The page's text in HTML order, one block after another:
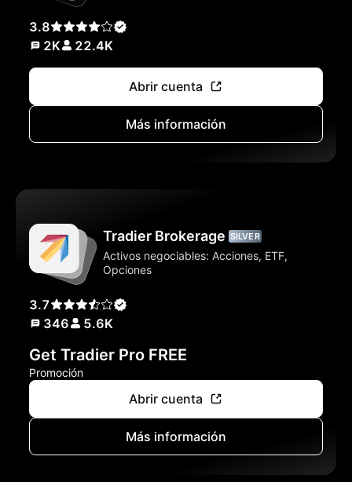
3.8
2K
22.4K
Abrir cuenta
Más información
Tradier Brokerage SILVER
Activos negociables: Acciones, ETF,
Opciones
3.7
346
5.6K
Get Tradier Pro FREE
Promoción
Abrir cuenta
Más información